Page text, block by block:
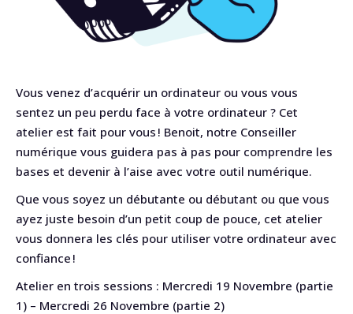
Vous venez d’acquérir un ordinateur ou vous vous
sentez un peu perdu face à votre ordinateur ? Cet
atelier est fait pour vous ! Benoit, notre Conseiller
numérique vous guidera pas à pas pour comprendre les
bases et devenir à l’aise avec votre outil numérique.
Que vous soyez un débutante ou débutant ou que vous
ayez juste besoin d’un petit coup de pouce, cet atelier
vous donnera les clés pour utiliser votre ordinateur avec
confiance !
Atelier en trois sessions : Mercredi 19 Novembre (partie
1) – Mercredi 26 Novembre (partie 2)